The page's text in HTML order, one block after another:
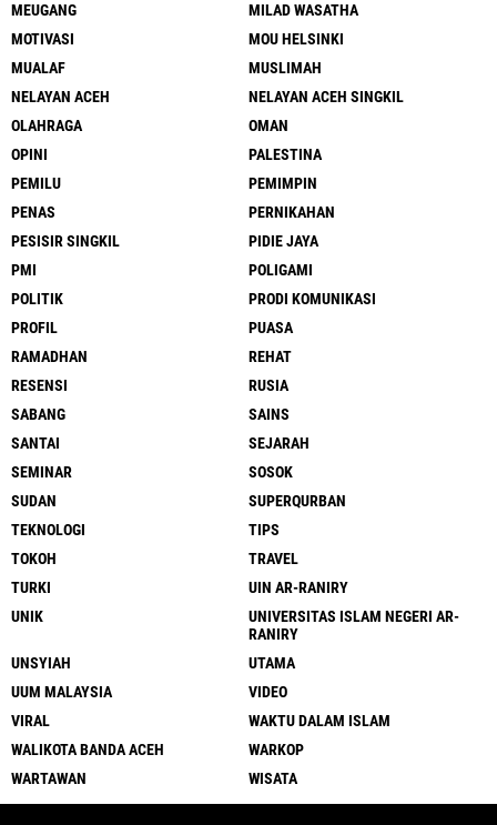
MEUGANG
MILAD WASATHA
MOTIVASI
MOU HELSINKI
MUALAF
MUSLIMAH
NELAYAN ACEH
NELAYAN ACEH SINGKIL
OLAHRAGA
OMAN
OPINI
PALESTINA
PEMILU
PEMIMPIN
PENAS
PERNIKAHAN
PESISIR SINGKIL
PIDIE JAYA
PMI
POLIGAMI
POLITIK
PRODI KOMUNIKASI
PROFIL
PUASA
RAMADHAN
REHAT
RESENSI
RUSIA
SABANG
SAINS
SANTAI
SEJARAH
SEMINAR
SOSOK
SUDAN
SUPERQURBAN
TEKNOLOGI
TIPS
TOKOH
TRAVEL
TURKI
UIN AR-RANIRY
UNIK
UNIVERSITAS ISLAM NEGERI AR-
RANIRY
UNSYIAH
UTAMA
UUM MALAYSIA
VIDEO
VIRAL
WAKTU DALAM ISLAM
WALIKOTA BANDA ACEH
WARKOP
WARTAWAN
WISATA